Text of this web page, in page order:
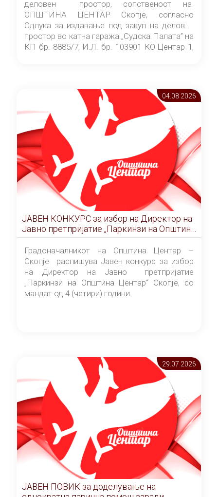
деловен простор, сопственост на
ОПШТИНА ЦЕНТАР Скопје, согласно
Одлука за издавање под закуп на деловен
простор во катна гаража „Судска Палата” на
КП бр. 8885/7, И.Л. бр. 103901 КО Центар 1,
Скопје” број 9/2026), за времетраење од 3
(три) години од денот на потпишувањето на
Договорот за закуп со најповолниот
понудувач.
04.08 2026
ЈАВЕН КОНКУРС за избор на Директор на
Јавно претпријатие „Паркинзи на Општина
Центар“ – Скопје
Градоначалникот на Општина Центар –
Скопје распишува Јавен конкурс за избор
на Директор на Јавно претпријатие
„Паркинзи на Општина Центар“ Скопје, со
мандат од 4 (четири) години.
29.07 2026
ЈАВЕН ПОВИК за доделување на